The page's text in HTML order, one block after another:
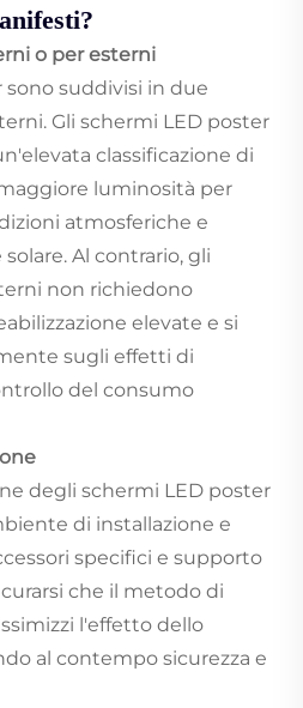
o per esterni
sono suddivisi in due
Gli schermi LED poster
classificazione di
luminosità per
atmosferiche e
Al contrario, gli
non richiedono
elevate e si
sugli effetti di
del consumo
degli schermi LED poster
di installazione e
specifici e supporto
che il metodo di
l'effetto dello
al contempo sicurezza e